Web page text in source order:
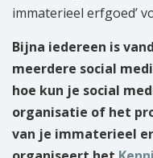
immaterieel erfgoed’
Bijna iedereen is
meerdere social
hoe kun je social
organisatie of het
van je immaterieel